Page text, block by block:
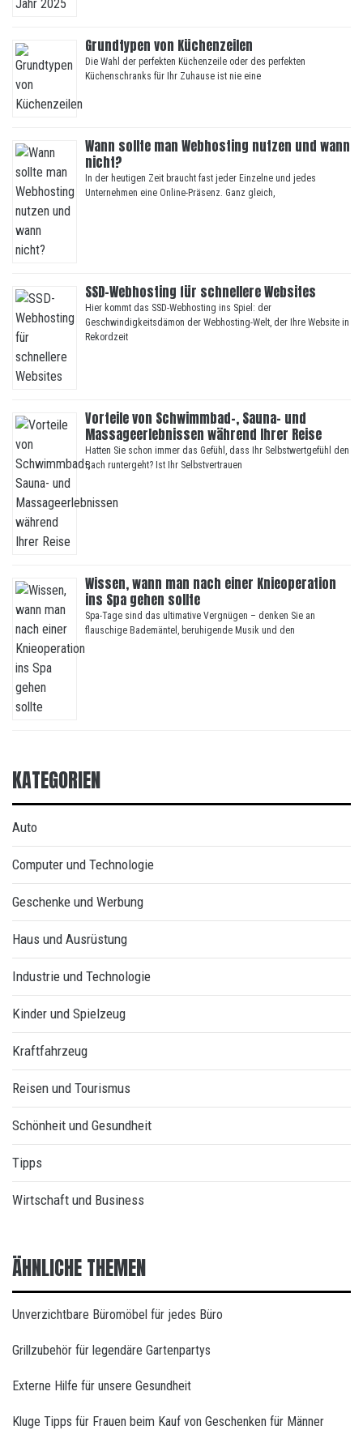
Grundtypen von Küchenzeilen
Die Wahl der perfekten Küchenzeile oder des perfekten
Küchenschranks für Ihr Zuhause ist nie eine
Wann sollte man Webhosting nutzen und wann
nicht?
In der heutigen Zeit braucht fast jeder Einzelne und jedes
Unternehmen eine Online-Präsenz. Ganz gleich,
SSD-Webhosting für schnellere Websites
Hier kommt das SSD-Webhosting ins Spiel: der
Geschwindigkeitsdämon der Webhosting-Welt, der Ihre Website in
Rekordzeit
Vorteile von Schwimmbad-, Sauna- und
Massageerlebnissen während Ihrer Reise
Hatten Sie schon immer das Gefühl, dass Ihr Selbstwertgefühl den
Bach runtergeht? Ist Ihr Selbstvertrauen
Wissen, wann man nach einer Knieoperation
ins Spa gehen sollte
Spa-Tage sind das ultimative Vergnügen – denken Sie an
flauschige Bademäntel, beruhigende Musik und den
KATEGORIEN
Auto
Computer und Technologie
Geschenke und Werbung
Haus und Ausrüstung
Industrie und Technologie
Kinder und Spielzeug
Kraftfahrzeug
Reisen und Tourismus
Schönheit und Gesundheit
Tipps
Wirtschaft und Business
ÄHNLICHE THEMEN
Unverzichtbare Büromöbel für jedes Büro
Grillzubehör für legendäre Gartenpartys
Externe Hilfe für unsere Gesundheit
Kluge Tipps für Frauen beim Kauf von Geschenken für Männer